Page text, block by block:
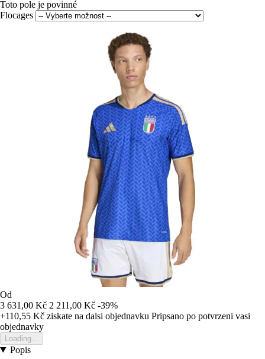
Toto pole je povinné
Flocages
Od
3 631,00 Kč 2 211,00 Kč -39%
+110,55 Kč ziskate na dalsi objednavku Pripsano po potvrzeni vasi
objednavky
Loading...
Popis